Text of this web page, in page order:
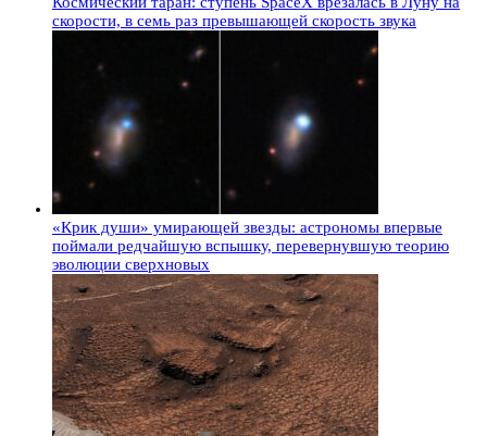
скорости, в семь раз превышающей скорость звука
«Крик души» умирающей звезды: астрономы впервые
поймали редчайшую вспышку, перевернувшую теорию
эволюции сверхновых